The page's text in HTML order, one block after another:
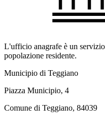
L'ufficio anagrafe è un
popolazione residente.
Municipio di Teggiano
Piazza Municipio, 4
Comune di Teggiano, 84039